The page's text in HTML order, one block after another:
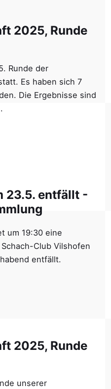
2025, Runde
Runde der
Es haben sich 7
Die Ergebnisse sind
23.5. entfällt -
um 19:30 eine
Club Vilshofen
entfällt.
2025, Runde
unserer